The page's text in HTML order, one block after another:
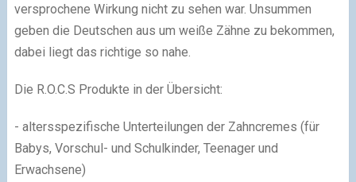
versprochene Wirkung nicht zu sehen war. Unsummen
geben die Deutschen aus um weiße Zähne zu bekommen,
dabei liegt das richtige so nahe.
Die R.O.C.S Produkte in der Übersicht:
- altersspezifische Unterteilungen der Zahncremes (für
Babys, Vorschul- und Schulkinder, Teenager und
Erwachsene)